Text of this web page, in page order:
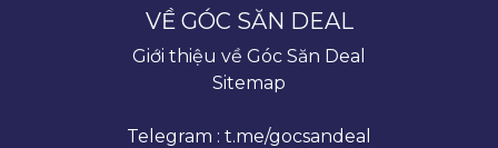
VỀ GÓC SĂN DEAL
Giới thiệu về Góc Săn Deal
Sitemap
Telegram : t.me/gocsandeal